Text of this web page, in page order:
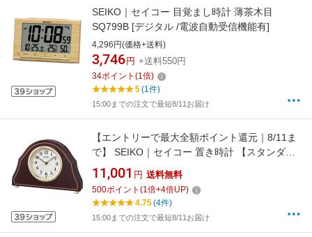
SEIKO｜セイコー 目覚まし時計 薄茶木目
SQ799B [デジタル /電波自動受信機能有]
4,296円(価格+送料)
3,746 円 +送料550円
34ポイント (1倍)
5(1件)
15:00までの注文で最短8/11お届け
【エントリーで最大全額ポイント還元｜8/11ま
で】 SEIKO｜セイコー 置き時計 【スタンダー
ド】 濃茶木地 BZ239B [電波自動受信機能有]
11,001 円 送料無料
500ポイント (1倍+4倍UP)
4.75(4件)
15:00までの注文で最短8/11お届け